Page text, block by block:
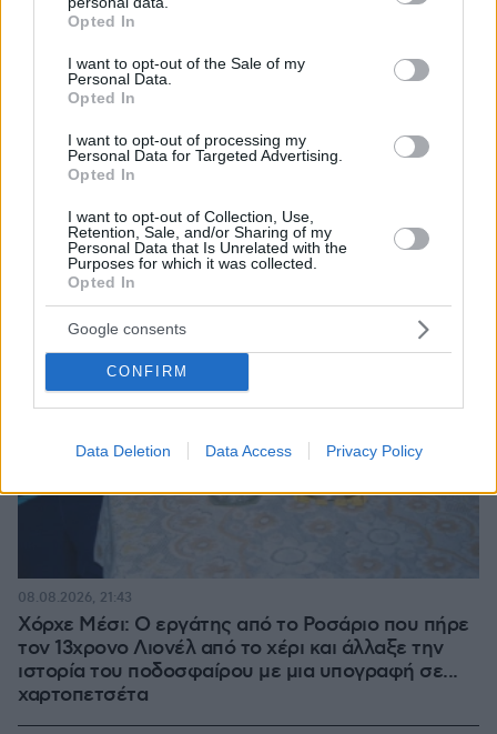
grant or deny consent to Google and its third-party tags to
use your data for below specified purposes in below Google
consent section.
Opted In
I want to opt-out of the Sale of my
Personal Data.
Opted In
I want to opt-out of processing my
Personal Data for Targeted Advertising.
Opted In
I want to opt-out of Collection, Use,
Retention, Sale, and/or Sharing of my
Personal Data that Is Unrelated with the
Purposes for which it was collected.
Opted In
Google consents
CONFIRM
Data Deletion Data Access Privacy Policy
Για ανθρωποκτονία από αμέλεια κατηγορούνται οι
γονείς του 4χρονου και ο ιδιοκτήτης του beach
bar στην Πάρο: Πώς έγινε η τραγωδία
Χόρχε Μέσι: Ο εργάτης από το Ροσάριο που πήρε
τον 13χρονο Λιονέλ από το χέρι και άλλαξε την
ιστορία του ποδοσφαίρου με μια υπογραφή σε...
χαρτοπετσέτα
08.08.2026, 21:43